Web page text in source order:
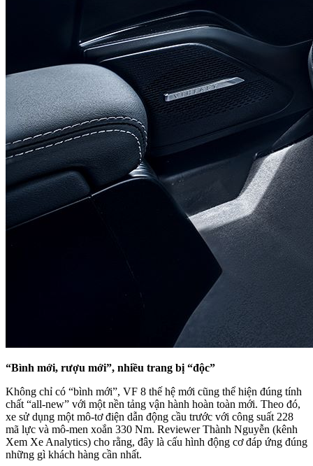
“Bình mới, rượu mới”, nhiều trang bị “độc”
Không chỉ có “bình mới”, VF 8 thế hệ mới cũng thể hiện đúng tính
chất “all-new” với một nền tảng vận hành hoàn toàn mới. Theo đó,
xe sử dụng một mô-tơ điện dẫn động cầu trước với công suất 228
mã lực và mô-men xoắn 330 Nm. Reviewer Thành Nguyễn (kênh
Xem Xe Analytics) cho rằng, đây là cấu hình động cơ đáp ứng đúng
những gì khách hàng cần nhất.